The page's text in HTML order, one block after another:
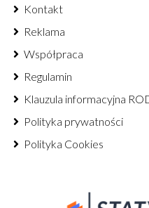
Kontakt
Reklama
Współpraca
Regulamin
Klauzula informacyjna
Polityka prywatności
Polityka Cookies